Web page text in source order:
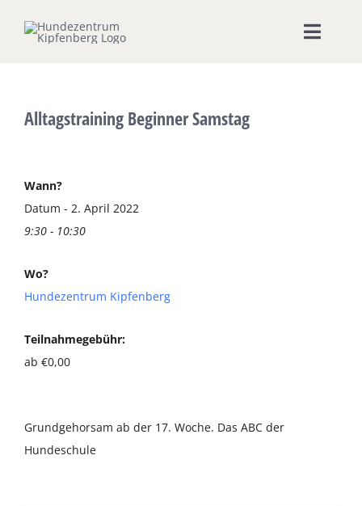
Inhalt
Toggle
Seminare & Workshops
Unsere Shops
Ernährungsberatung
Terminkalender
Alltagstraining Beginner Samstag
Wann?
Datum - 2. April 2022
9:30 - 10:30
Wo?
Hundezentrum Kipfenberg
Teilnahmegebühr:
ab €0,00
Grundgehorsam ab der 17. Woche. Das ABC der
Hundeschule